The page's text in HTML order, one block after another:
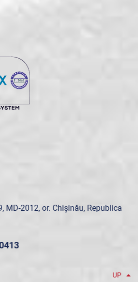
MD-2012, or. Chișinău, Republica
UP